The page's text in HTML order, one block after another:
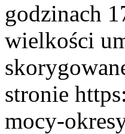
godzinach
wielkości
stronie
mocy-